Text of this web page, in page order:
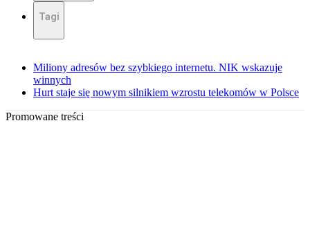
Tagi
Miliony adresów bez szybkiego internetu. NIK wskazuje
winnych
Hurt staje się nowym silnikiem wzrostu telekomów w Polsce
Promowane treści